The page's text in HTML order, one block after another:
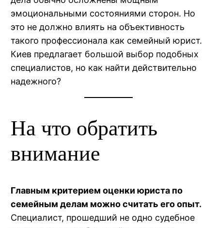
эмоциональными состояниями сторон. Но
это не должно влиять на объективность
такого профессионала как семейный юрист.
Киев предлагает большой выбор подобных
специалистов, но как найти действительно
надежного?
На что обратить
внимание
Главным критерием оценки юриста по
семейным делам можно считать его опыт.
Специалист, прошедший не одно судебное